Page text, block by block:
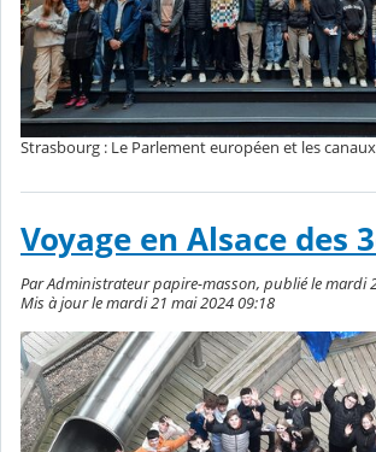
Strasbourg : Le Parlement européen et les
Voyage en Alsace des
Par Administrateur papire-masson, publié le mardi
Mis à jour le mardi 21 mai 2024 09:18